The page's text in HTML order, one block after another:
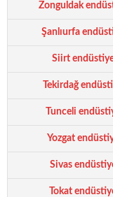
Zonguldak
Şanlıurfa
Siirt
Tekirdağ
Tunceli
Yozgat
Sivas
Tokat